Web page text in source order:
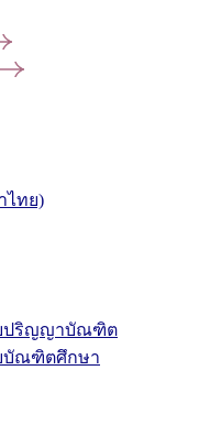
ไทย)
บปริญญาบัณฑิต
บัณฑิตศึกษา